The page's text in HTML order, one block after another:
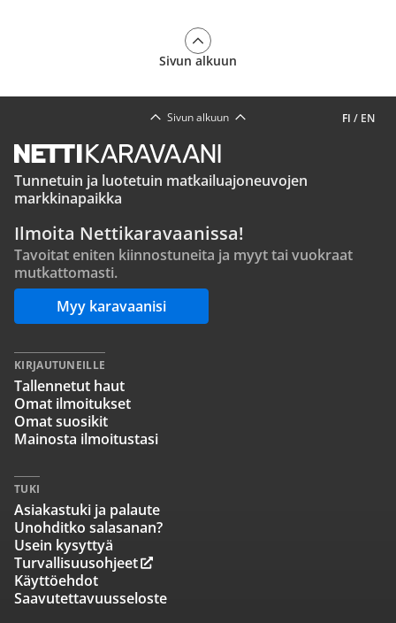
Sivun alkuun
FI / EN
Sivun alkuun
Tunnetuin ja luotetuin matkailuajoneuvojen
markkinapaikka
Ilmoita Nettikaravaanissa!
Tavoitat eniten kiinnostuneita ja myyt tai vuokraat
mutkattomasti.
Myy karavaanisi
KIRJAUTUNEILLE
Tallennetut haut
Omat ilmoitukset
Omat suosikit
Mainosta ilmoitustasi
TUKI
Asiakastuki ja palaute
Unohditko salasanan?
Usein kysyttyä
Turvallisuusohjeet
Käyttöehdot
Saavutettavuusseloste